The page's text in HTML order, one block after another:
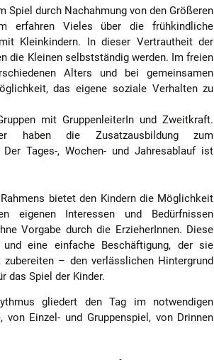
Spiel durch Nachahmung von den Größeren
erfahren Vieles über die frühkindliche
Kleinkindern. In dieser Vertrautheit der
die Kleinen selbstständig werden. Im freien
Alters und bei gemeinsamen
das eigene soziale Verhalten zu
mit GruppenleiterIn und Zweitkraft.
haben die Zusatzausbildung zum
Tages-, Wochen- und Jahresablauf ist
bietet den Kindern die Möglichkeit
eigenen Interessen und Bedürfnissen
Vorgabe durch die ErzieherInnen. Diese
eine einfache Beschäftigung, der sie
– den verlässlichen Hintergrund
das Spiel der Kinder.
gliedert den Tag im notwendigen
Einzel- und Gruppenspiel, von Drinnen